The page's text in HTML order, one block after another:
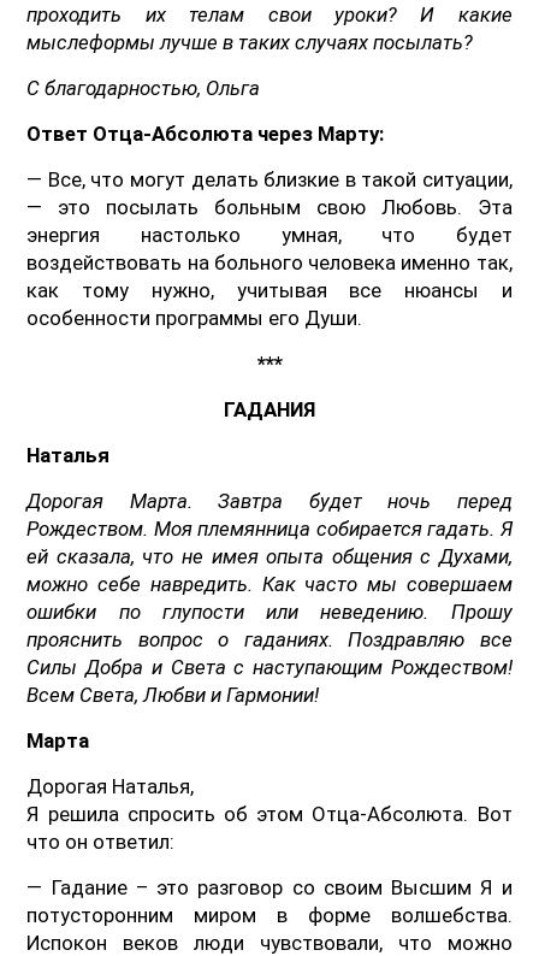
проходить их телам свои уроки? И какие
мыслеформы лучше в таких случаях посылать?
С благодарностью, Ольга
Ответ Отца-Абсолюта через Марту:
— Все, что могут делать близкие в такой ситуации,
— это посылать больным свою Любовь. Эта
энергия настолько умная, что будет
воздействовать на больного человека именно так,
как тому нужно, учитывая все нюансы и
особенности программы его Души.
***
ГАДАНИЯ
Наталья
Дорогая Марта. Завтра будет ночь перед
Рождеством. Моя племянница собирается гадать. Я
ей сказала, что не имея опыта общения с Духами,
можно себе навредить. Как часто мы совершаем
ошибки по глупости или неведению. Прошу
прояснить вопрос о гаданиях. Поздравляю все
Силы Добра и Света с наступающим Рождеством!
Всем Света, Любви и Гармонии!
Марта
Дорогая Наталья,
Я решила спросить об этом Отца-Абсолюта. Вот
что он ответил:
— Гадание – это разговор со своим Высшим Я и
потусторонним миром в форме волшебства.
Испокон веков люди чувствовали, что можно